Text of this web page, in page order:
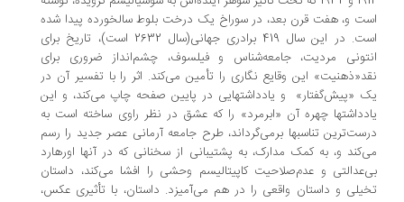
است و، هفت قرن بعد،‌ در سوراخ یک درخت بلوط سالخورده پیدا شده
است. در این سال 419 برادری جهانی(سال 2632 است)،‌ تاریخ برای
انتونی مردیت، ‌جامعه‌شناس و فیلسوف، ‌چشم‌انداز ضروری برای
نقد«ذهنیت» این وقایع نگاری را تأمین می‌کند. اثر را با تفسیر آن در
یک «پیش‌گفتار» و یادداشتهایی در پایین صفحه چاپ می‌کند، ‌و این
یادداشتها چهره آن «ابرمرد» را که عشق در نظر راوی ساخته است به
درست‌ترین تناسبها برمی‌گرداند، ‌طرح جامعه آرمانی عصر جدید را رسم
می‌کند و، به کمک مدارک،‌ به پشتیبانی از سخنانی که در آنها اورهارد
بی‌عدالتی و عدم‌صلاحیت کاپیتالیسم وحشی را افشا می‌کند، داستان
تخیلی و داستان واقعی را در هم می‌آمیزد. داستان، با تأثیری عکس،